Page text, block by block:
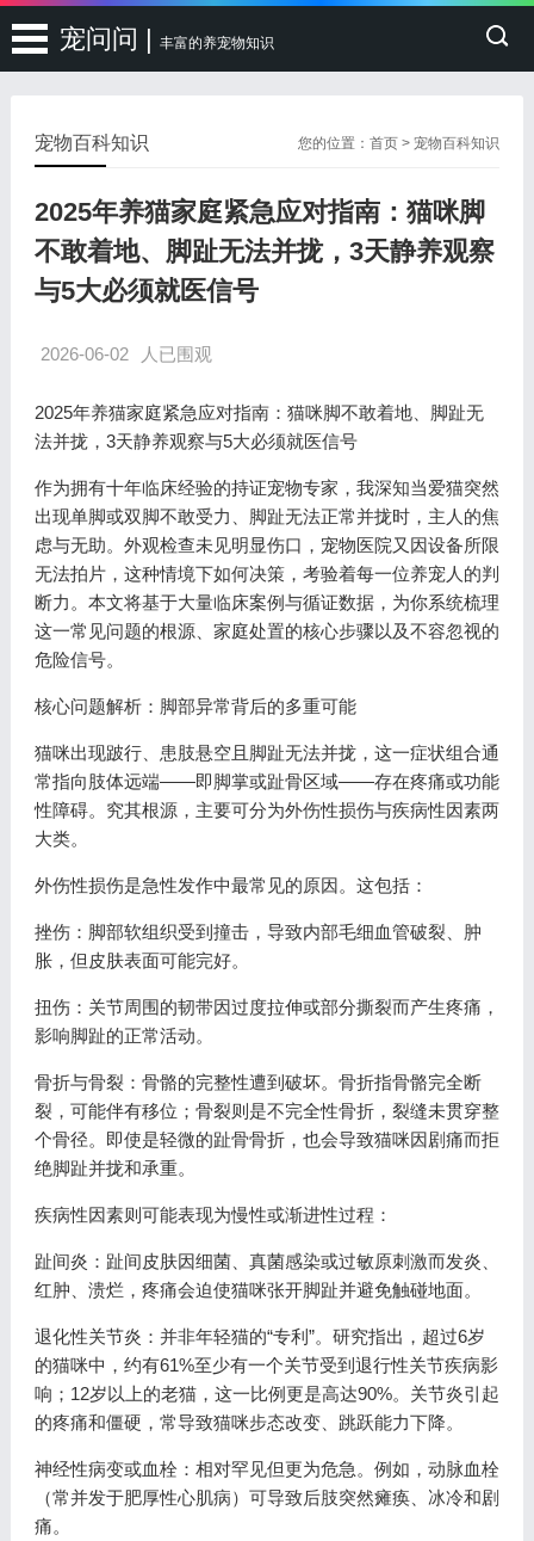
宠问问 | 丰富的养宠物知识
您的位置：首页 >宠物百科知识
宠物百科知识
2025年养猫家庭紧急应对指南：猫咪脚
不敢着地、脚趾无法并拢，3天静养观察
与5大必须就医信号
2026-06-02 人已围观
2025年养猫家庭紧急应对指南：猫咪脚不敢着地、脚趾无
法并拢，3天静养观察与5大必须就医信号
作为拥有十年临床经验的持证宠物专家，我深知当爱猫突然
出现单脚或双脚不敢受力、脚趾无法正常并拢时，主人的焦
虑与无助。外观检查未见明显伤口，宠物医院又因设备所限
无法拍片，这种情境下如何决策，考验着每一位养宠人的判
断力。本文将基于大量临床案例与循证数据，为你系统梳理
这一常见问题的根源、家庭处置的核心步骤以及不容忽视的
危险信号。
核心问题解析：脚部异常背后的多重可能
猫咪出现跛行、患肢悬空且脚趾无法并拢，这一症状组合通
常指向肢体远端——即脚掌或趾骨区域——存在疼痛或功能
性障碍。究其根源，主要可分为外伤性损伤与疾病性因素两
大类。
外伤性损伤是急性发作中最常见的原因。这包括：
挫伤：脚部软组织受到撞击，导致内部毛细血管破裂、肿
胀，但皮肤表面可能完好。
扭伤：关节周围的韧带因过度拉伸或部分撕裂而产生疼痛，
影响脚趾的正常活动。
骨折与骨裂：骨骼的完整性遭到破坏。骨折指骨骼完全断
裂，可能伴有移位；骨裂则是不完全性骨折，裂缝未贯穿整
个骨径。即使是轻微的趾骨骨折，也会导致猫咪因剧痛而拒
绝脚趾并拢和承重。
疾病性因素则可能表现为慢性或渐进性过程：
趾间炎：趾间皮肤因细菌、真菌感染或过敏原刺激而发炎、
红肿、溃烂，疼痛会迫使猫咪张开脚趾并避免触碰地面。
退化性关节炎：并非年轻猫的“专利”。研究指出，超过6岁
的猫咪中，约有61%至少有一个关节受到退行性关节疾病影
响；12岁以上的老猫，这一比例更是高达90%。关节炎引起
的疼痛和僵硬，常导致猫咪步态改变、跳跃能力下降。
神经性病变或血栓：相对罕见但更为危急。例如，动脉血栓
（常并发于肥厚性心肌病）可导致后肢突然瘫痪、冰冷和剧
痛。